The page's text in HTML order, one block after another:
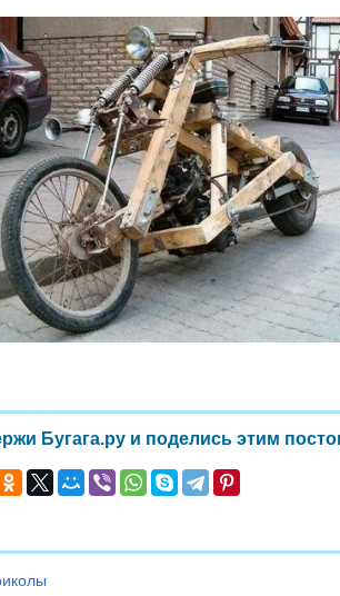
Бугага.ру и поделись этим